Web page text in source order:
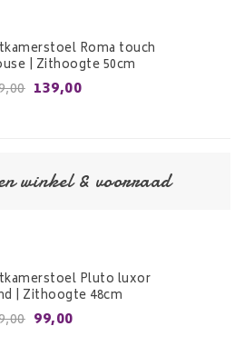
Roma touch
| Zithoogte 50cm
139,00
& voorraad
Pluto luxor
| Zithoogte 48cm
99,00